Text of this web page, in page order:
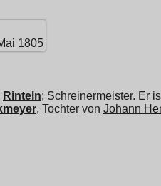
1805
Rinteln; Schreinermeister. Er
, Tochter von Johann